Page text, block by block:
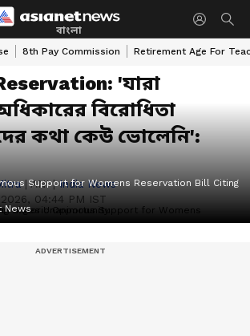
বাংলা
8th Pay Commission Retirement Age For
'যারা
বিরোধিতা
কথা কেউ ভোলেনি':
|ANI|India News
2026, 04:44 PM IST
Support for Womens Reservation Bill Citing
News